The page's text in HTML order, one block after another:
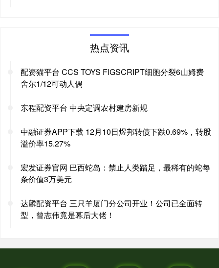
热点资讯
配资猫平台 CCS TOYS FIGSCRIPT细胞分裂6山姆费
舍尔1/12可动人偶
东程配资平台 中央定调农村建房新规
中融证券APP下载 12月10日煜邦转债下跌0.69%，转股
溢价率15.27%
宏发证券官网 巴西蛇岛：禁止人类踏足，最稀有的蛇每
条价值3万美元
达麟配资平台 三只羊厦门分公司开业！公司已全面转
型，曾志伟竟是幕后大佬！